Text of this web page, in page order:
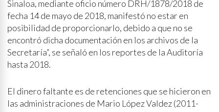
Sinaloa, mediante oficio número DRH/1878/2018 de
fecha 14 de mayo de 2018, manifestó no estar en
posibilidad de proporcionarlo, debido a que no se
encontró dicha documentación en los archivos de la
Secretaría”, se señaló en los reportes de la Auditoría
hasta 2018.
El dinero faltante es de retenciones que se hicieron en
las administraciones de Mario López Valdez (2011-